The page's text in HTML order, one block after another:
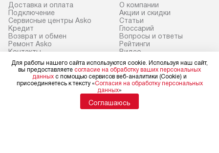
100% предоплаты мы бесплатно
доставляем заказ
до представительства
транспортной компании в г. Москва.
Пожалуйста, уточняйте условия
доставки у менеджера при
оформлении заказа.
В оговоренный день служба
доставки доставит упакованный
Готовые
от категории,
к воде, крана и
слива.
включает в
Доставка и оплата
Подключение
Сервисные центры Asko
Кредит
Возврат и обмен
Ремонт Asko
Контакты
О компании
Акции и скидки
Статьи
Глоссарий
Вопросы и ответы
Рейтинги
Видео
Для физических лиц
shop@asko-russia.ru
Для юридических лиц
business@kvalitet.company
Для работы нашего сайта используются cookie. Используя наш сайт,
вы предоставляете согласие на обработку ваших персональных
данных с помощью сервисов веб-аналитики (Cookie) и
присоединяетесь к тексту «Согласия на обработку персональных
данных»
Соглашаюсь